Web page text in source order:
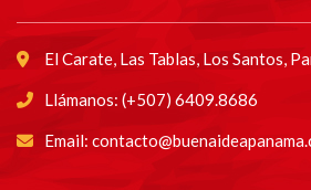
El Carate, Las Tablas, Los Santos,
Llámanos: (+507) 6409.8686
Email: